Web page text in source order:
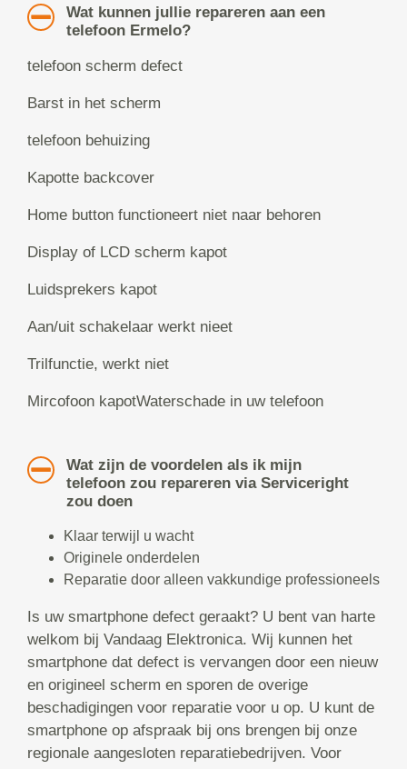
Wat kunnen jullie repareren aan een
telefoon Ermelo?
telefoon scherm defect
Barst in het scherm
telefoon behuizing
Kapotte backcover
Home button functioneert niet naar behoren
Display of LCD scherm kapot
Luidsprekers kapot
Aan/uit schakelaar werkt nieet
Trilfunctie, werkt niet
Mircofoon kapotWaterschade in uw telefoon
Wat zijn de voordelen als ik mijn
telefoon zou repareren via Serviceright
zou doen
Klaar terwijl u wacht
Originele onderdelen
Reparatie door alleen vakkundige professioneels
Is uw smartphone defect geraakt? U bent van harte
welkom bij Vandaag Elektronica. Wij kunnen het
smartphone dat defect is vervangen door een nieuw
en origineel scherm en sporen de overige
beschadigingen voor reparatie voor u op. U kunt de
smartphone op afspraak bij ons brengen bij onze
regionale aangesloten reparatiebedrijven. Voor